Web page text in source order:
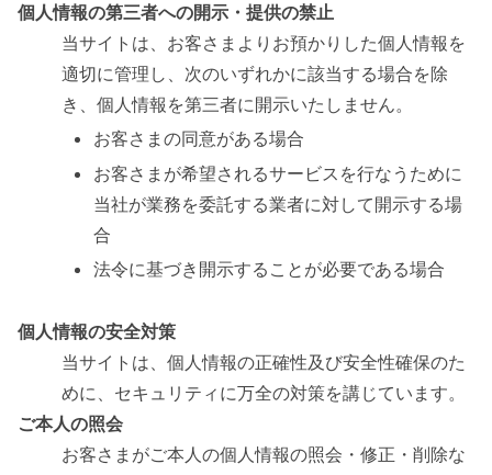
個人情報の第三者への開示・提供の禁止
当サイトは、お客さまよりお預かりした個人情報を
適切に管理し、次のいずれかに該当する場合を除
き、個人情報を第三者に開示いたしません。
お客さまの同意がある場合
お客さまが希望されるサービスを行なうために
当社が業務を委託する業者に対して開示する場
合
法令に基づき開示することが必要である場合
個人情報の安全対策
当サイトは、個人情報の正確性及び安全性確保のた
めに、セキュリティに万全の対策を講じています。
ご本人の照会
お客さまがご本人の個人情報の照会・修正・削除な